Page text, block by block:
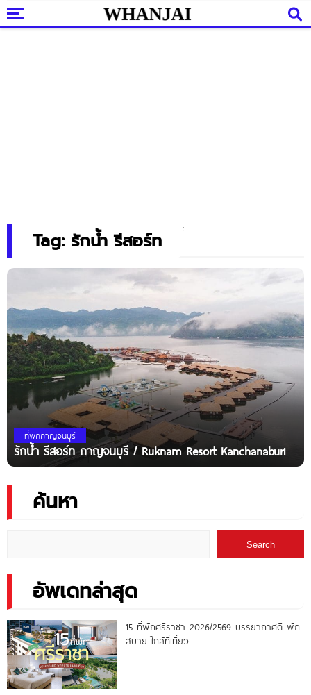
Tag: รักน้ำ รีสอร์ท
ที่พักกาญจนบุรี
รักน้ำ รีสอร์ท กาญจนบุรี / Ruknam Resort Kanchanaburi
ค้นหา
Search
อัพเดทล่าสุด
15 ที่พักศรีราชา 2026/2569 บรรยากาศดี พัก
สบาย ใกล้ที่เที่ยว